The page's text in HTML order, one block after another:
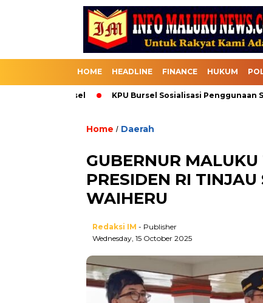
HOME HEADLINE FINANCE HUKUM
KPU Bursel Sosialisasi Penggunaan
Home / Daerah
GUBERNUR
PRESIDEN RI
WAIHERU
Redaksi IM - Publisher
Wednesday, 15 October 2025